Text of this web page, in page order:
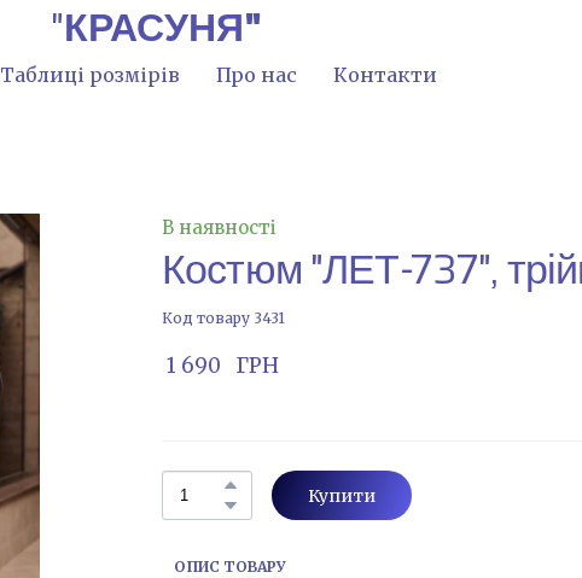
"КРАСУНЯ"
Таблиці розмірів Про нас Контакти
В наявності
Костюм "ЛЕТ-737",
Код товару 3431
1 690   ГРН
Купити
ОПИС ТОВАРУ